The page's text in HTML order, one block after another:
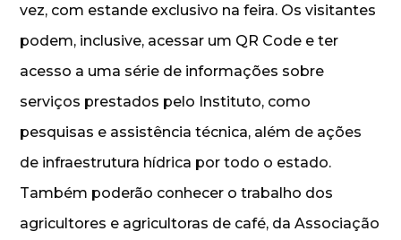
vez, com estande exclusivo na feira. Os visitantes
podem, inclusive, acessar um QR Code e ter
acesso a uma série de informações sobre
serviços prestados pelo Instituto, como
pesquisas e assistência técnica, além de ações
de infraestrutura hídrica por todo o estado.
Também poderão conhecer o trabalho dos
agricultores e agricultoras de café, da Associação